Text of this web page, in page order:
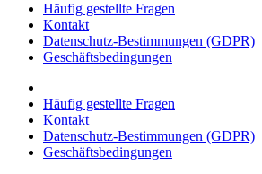
Häufig gestellte Fragen
Kontakt
Datenschutz-Bestimmungen (GDPR)
Geschäftsbedingungen
Häufig gestellte Fragen
Kontakt
Datenschutz-Bestimmungen (GDPR)
Geschäftsbedingungen